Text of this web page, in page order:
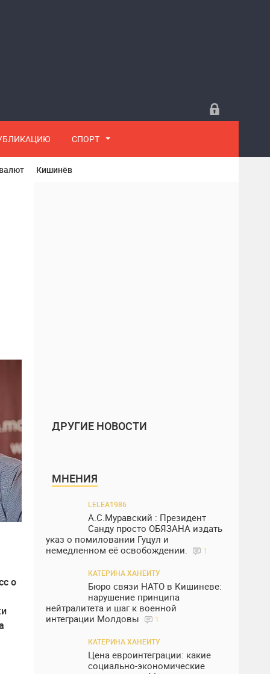
СПОРТ
Кишинёв
о
ДРУГИЕ НОВОСТИ
МНЕНИЯ
LELEA1986
А.С.Муравский : Президент
Санду просто ОБЯЗАНА издать
указ о помиловании Гуцул и
немедленном её освобождении.
1
КАТЕРИНА ХАНЕИТУ
Бюро связи НАТО в Кишиневе:
нарушение принципа
нейтралитета и шаг к военной
интеграции Молдовы
1
КАТЕРИНА ХАНЕИТУ
Цена евроинтеграции: какие
социально-экономические